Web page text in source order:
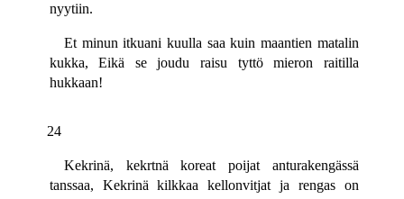
nyytiin.
Et minun itkuani kuulla saa kuin maantien matalin
kukka, Eikä se joudu raisu tyttö mieron raitilla
hukkaan!
24
Kekrinä, kekrtnä koreat poijat anturakengässä
tanssaa, Kekrinä kilkkaa kellonvitjat ja rengas on